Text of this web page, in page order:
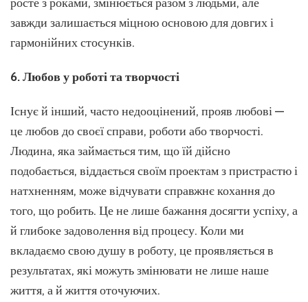
завжди залишається міцною основою для довгих і
гармонійних стосунків.
6. Любов у роботі та творчості
Існує й інший, часто недооцінений, прояв любові —
це любов до своєї справи, роботи або творчості.
Людина, яка займається тим, що їй дійсно
подобається, віддається своїм проектам з пристрастю і
натхненням, може відчувати справжнє кохання до
того, що робить. Це не лише бажання досягти успіху, а
й глибоке задоволення від процесу. Коли ми
вкладаємо свою душу в роботу, це проявляється в
результатах, які можуть змінювати не лише наше
життя, а й життя оточуючих.